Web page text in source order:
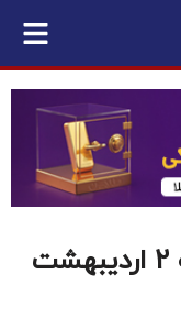
قیمت دلار امروز چهارشنبه ۲ اردیبهشت